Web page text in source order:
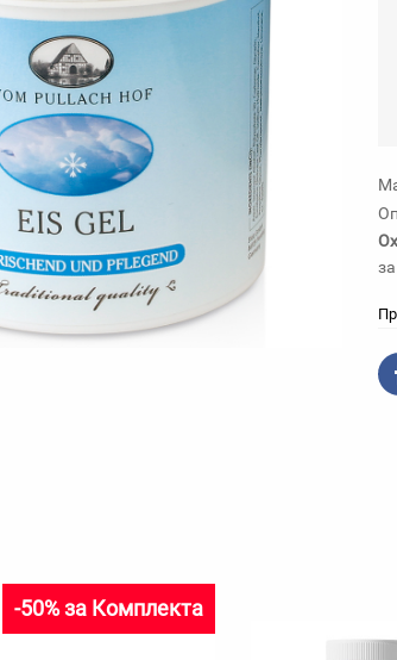
-50% за Комплекта